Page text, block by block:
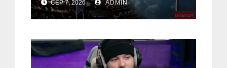
санкцій” проти Росії
СЕР 7, 2026 ADMIN